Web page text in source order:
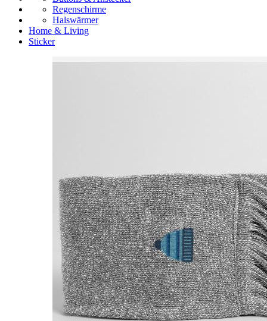
Regenschirme
Halswärmer
Home & Living
Sticker